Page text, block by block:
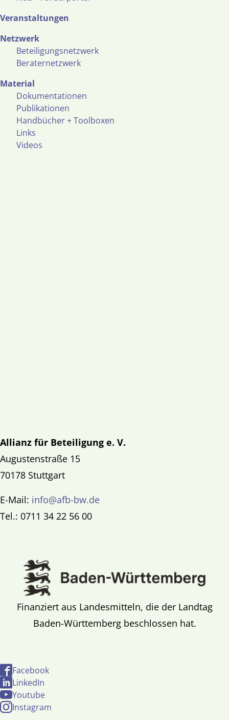
Veranstaltungen
Netzwerk
Beteiligungsnetzwerk
Beraternetzwerk
Material
Dokumentationen
Publikationen
Handbücher + Toolboxen
Links
Videos
Allianz für Beteiligung e. V.
Augustenstraße 15
70178 Stuttgart
E-Mail: info@afb-bw.de
Tel.: 0711 34 22 56 00
Finanziert aus Landesmitteln, die der Landtag
Baden-Württemberg beschlossen hat.
Facebook
LinkedIn
Youtube
Instagram